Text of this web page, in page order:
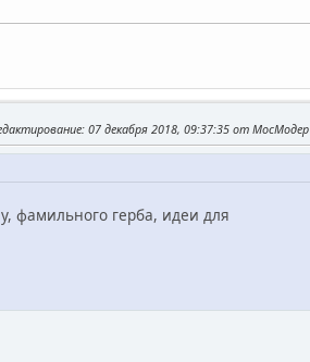
: 07 декабря 2018, 09:37:35 от МосМодер
фамильного герба, идеи для